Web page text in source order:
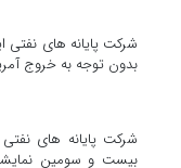
شرکت پایانه های نفتی
بدون توجه به خروج
شرکت پایانه های
بیست و سومین